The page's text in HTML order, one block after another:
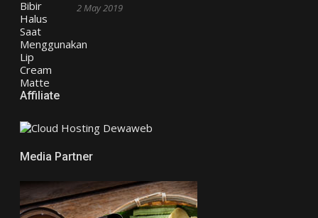
2 May 2019
Affiliate
Media Partner